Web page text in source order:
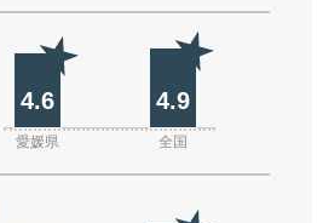
4.6 4.9
愛媛県 全国